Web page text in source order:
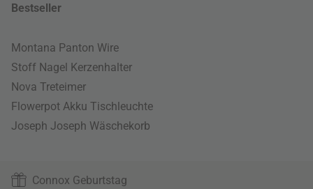
Bestseller
Montana Panton Wire
Stoff Nagel Kerzenhalter
Nova Treteimer
Flowerpot Akku Tischleuchte
Joseph Joseph Wäschekorb
Connox Geburtstag